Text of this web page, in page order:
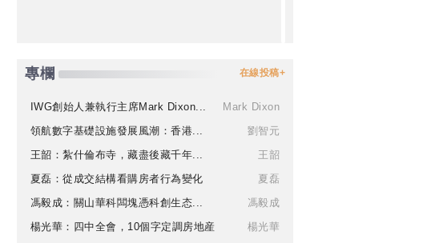
專欄 在線投稿+
IWG創始人兼執行主席Mark Dixon...
Mark Dixon
領航數字基礎設施發展風潮：香港...
劉智元
王韶：紮什倫布寺，藏盡後藏千年...
王韶
夏磊：從成交結構看購房者行為變化
夏磊
馮毅成：關山華科闆塊憑科創生态...
馮毅成
楊光華：四中全會，10個字定調房地産
楊光華